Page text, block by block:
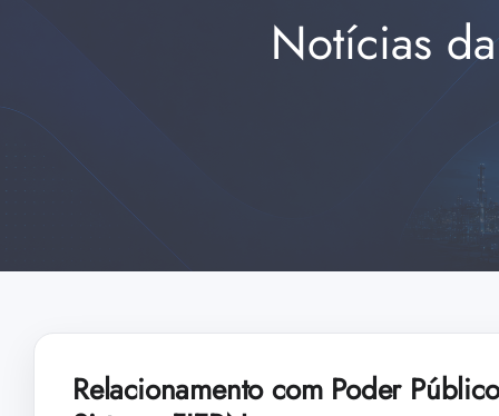
Notícias
Relacionamento com Poder